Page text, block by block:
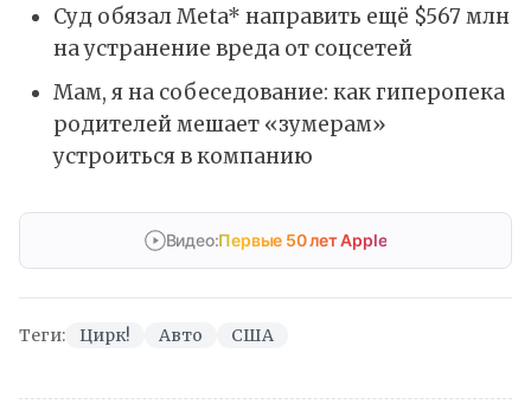
Суд обязал Meta* направить ещё $567 млн
на устранение вреда от соцсетей
Мам, я на собеседование: как гиперопека
родителей мешает «зумерам»
устроиться в компанию
Видео:Первые 50 лет Apple
Теги: Цирк! Авто США